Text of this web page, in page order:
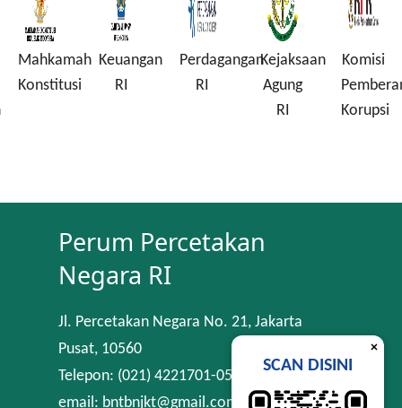
Mahkamah
Konstitusi
Keuangan
RI
Perdagangan
RI
Kejaksaan
Agung
RI
Komisi
Korupsi
Perum Percetakan
Negara RI
Jl. Percetakan Negara No. 21, Jakarta
Pusat, 10560
Telepon: (021) 4221701-05
email: bntbnjkt@gmail.com
×
SCAN DISINI